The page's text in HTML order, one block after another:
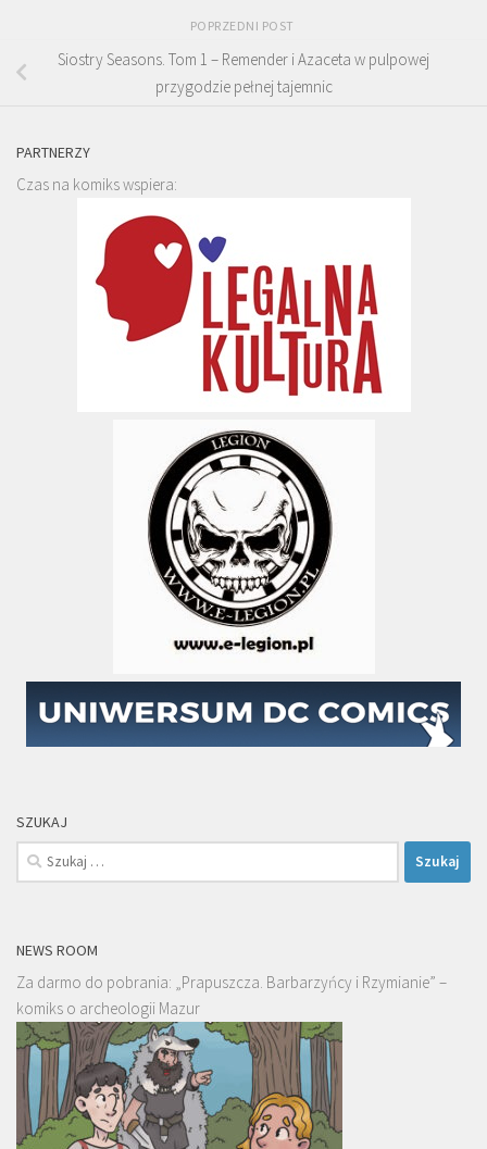
POPRZEDNI POST
Siostry Seasons. Tom 1 – Remender i Azaceta w pulpowej
przygodzie pełnej tajemnic
PARTNERZY
Czas na komiks wspiera:
SZUKAJ
Szukaj:
NEWS ROOM
Za darmo do pobrania: „Prapuszcza. Barbarzyńcy i Rzymianie” –
komiks o archeologii Mazur